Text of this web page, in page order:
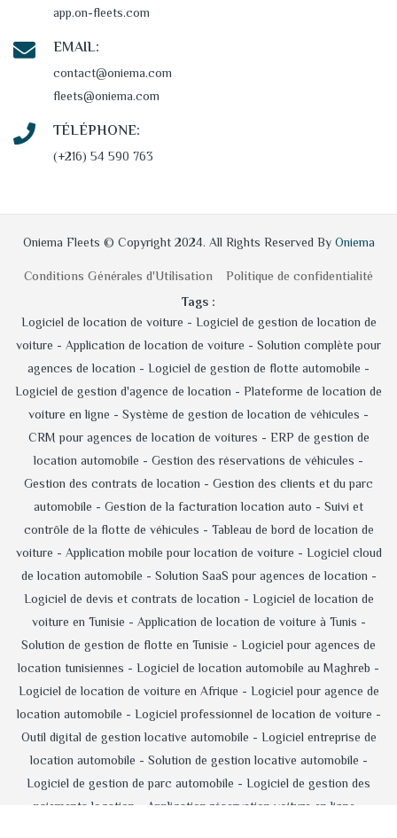
app.on-fleets.com
EMAIL:
contact@oniema.com
fleets@oniema.com
TÉLÉPHONE:
(+216) 54 590 763
Oniema Fleets © Copyright 2024. All Rights Reserved ByOniema
Conditions Générales d'Utilisation
Politique de confidentialité
Tags :
Logiciel de location de voiture - Logiciel de gestion de location de
voiture - Application de location de voiture - Solution complète pour
agences de location - Logiciel de gestion de flotte automobile -
Logiciel de gestion d'agence de location - Plateforme de location de
voiture en ligne - Système de gestion de location de véhicules -
CRM pour agences de location de voitures - ERP de gestion de
location automobile - Gestion des réservations de véhicules -
Gestion des contrats de location - Gestion des clients et du parc
automobile - Gestion de la facturation location auto - Suivi et
contrôle de la flotte de véhicules - Tableau de bord de location de
voiture - Application mobile pour location de voiture - Logiciel cloud
de location automobile - Solution SaaS pour agences de location -
Logiciel de devis et contrats de location - Logiciel de location de
voiture en Tunisie - Application de location de voiture à Tunis -
Solution de gestion de flotte en Tunisie - Logiciel pour agences de
location tunisiennes - Logiciel de location automobile au Maghreb -
Logiciel de location de voiture en Afrique - Logiciel pour agence de
location automobile - Logiciel professionnel de location de voiture -
Outil digital de gestion locative automobile - Logiciel entreprise de
location automobile - Solution de gestion locative automobile -
Logiciel de gestion de parc automobile - Logiciel de gestion des
paiements location -
Application réservation voiture en ligne -